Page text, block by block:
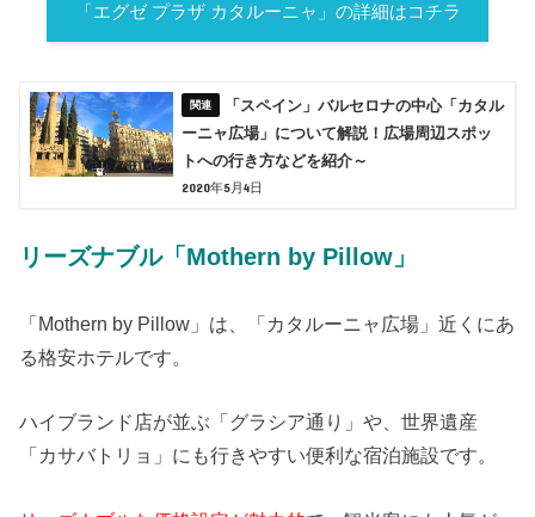
「エグゼ プラザ カタルーニャ」の詳細はコチラ
「スペイン」バルセロナの中心「カタル
ーニャ広場」について解説！広場周辺スポッ
トへの行き方などを紹介～
2020年5月4日
リーズナブル「Mothern by Pillow」
「Mothern by Pillow」は、「カタルーニャ広場」近くにあ
る格安ホテルです。
ハイブランド店が並ぶ「グラシア通り」や、世界遺産
「カサバトリョ」にも行きやすい便利な宿泊施設です。